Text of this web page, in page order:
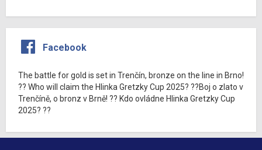
Facebook
The battle for gold is set in Trenčín, bronze on the line in Brno!
?? Who will claim the Hlinka Gretzky Cup 2025? ??Boj o zlato v
Trenčíně, o bronz v Brně! ?? Kdo ovládne Hlinka Gretzky Cup
2025? ??